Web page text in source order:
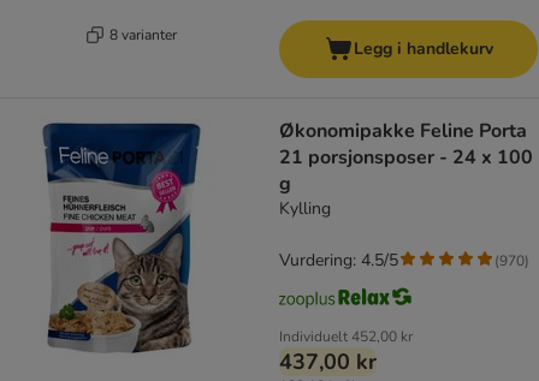
8 varianter
Legg i handlekurv
Økonomipakke Feline Porta
21 porsjonsposer - 24 x 100
g
Kylling
Individuelt452,00 kr
437,00 kr
Vurdering: 4.5/5 (970)